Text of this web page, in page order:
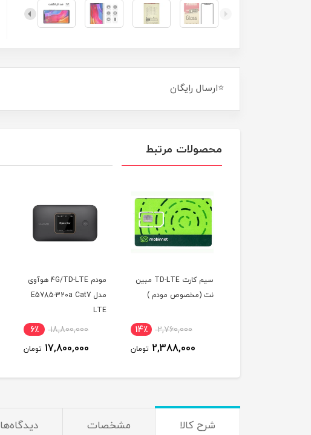
⭐ارسال رایگان
محصولات مرتبط
مودم 4G/TD-LTE هوآوی
مدل E5785-320a Cat7
18,800,000 6٪
17,800,000 تومان
سیمکارت ایرانسل FDD/5G
/4.5G با آی پی استاتیک
یکساله و بسته اینترنت
100 گیگ یکساله
8,650,000 5٪
8,290,000 تومان
شرح کالا مشخصات دیدگاه‌ها